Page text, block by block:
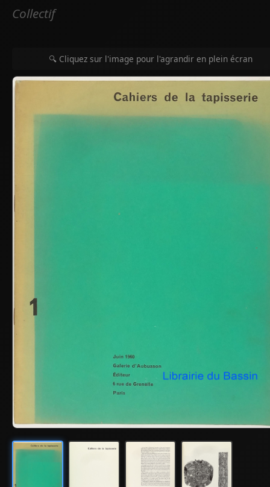
Collectif
🔍 Cliquez sur l'image pour l'agrandir en plein écran